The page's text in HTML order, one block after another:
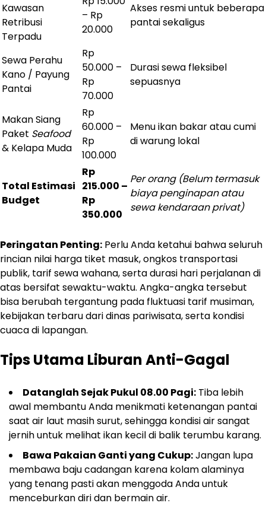
Kawasan
Retribusi
Terpadu
– Rp
20.000
Akses resmi untuk beberapa
pantai sekaligus
Sewa Perahu
Kano / Payung
Pantai
Rp
50.000 –
Rp
70.000
Durasi sewa fleksibel
sepuasnya
Makan Siang
Paket Seafood
& Kelapa Muda
Rp
60.000 –
Rp
100.000
Menu ikan bakar atau cumi
di warung lokal
Total Estimasi
Budget
Rp
215.000 –
Rp
350.000
Per orang (Belum termasuk
biaya penginapan atau
sewa kendaraan privat)
Peringatan Penting: Perlu Anda ketahui bahwa seluruh
rincian nilai harga tiket masuk, ongkos transportasi
publik, tarif sewa wahana, serta durasi hari perjalanan di
atas bersifat sewaktu-waktu. Angka-angka tersebut
bisa berubah tergantung pada fluktuasi tarif musiman,
kebijakan terbaru dari dinas pariwisata, serta kondisi
cuaca di lapangan.
Tips Utama Liburan Anti-Gagal
Datanglah Sejak Pukul 08.00 Pagi: Tiba lebih
awal membantu Anda menikmati ketenangan pantai
saat air laut masih surut, sehingga kondisi air sangat
jernih untuk melihat ikan kecil di balik terumbu karang.
Bawa Pakaian Ganti yang Cukup:Jangan lupa
membawa baju cadangan karena kolam alaminya
yang tenang pasti akan menggoda Anda untuk
menceburkan diri dan bermain air.